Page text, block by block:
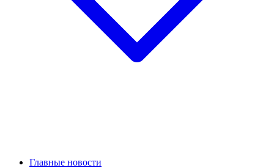
Главные новости